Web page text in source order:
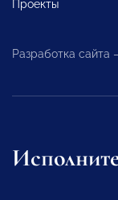
Проекты
Разработка сайта